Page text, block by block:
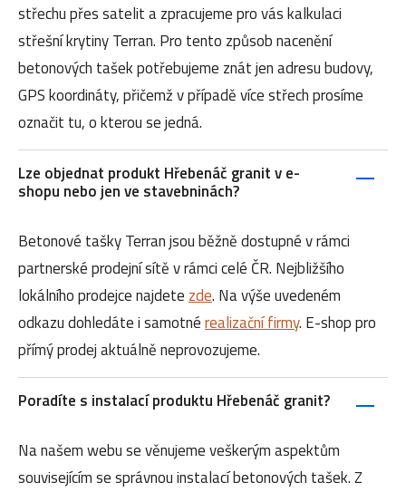
střechu přes satelit a zpracujeme pro vás kalkulaci
střešní krytiny Terran. Pro tento způsob nacenění
betonových tašek potřebujeme znát jen adresu budovy,
GPS koordináty, přičemž v případě více střech prosíme
označit tu, o kterou se jedná.
Lze objednat produkt Hřebenáč granit v e-
shopu nebo jen ve stavebninách?
Betonové tašky Terran jsou běžně dostupné v rámci
partnerské prodejní sítě v rámci celé ČR. Nejbližšího
lokálního prodejce najdete zde. Na výše uvedeném
odkazu dohledáte i samotnérealizační firmy. E-shop pro
přímý prodej aktuálně neprovozujeme.
Poradíte s instalací produktu Hřebenáč granit?
Na našem webu se věnujeme veškerým aspektům
souvisejícím se správnou instalací betonových tašek. Z